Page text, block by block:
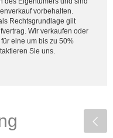
vorbehalten.
Rechtsgrundlage gilt
Wir verkaufen oder
eine um bis zu 50%
Sie uns.